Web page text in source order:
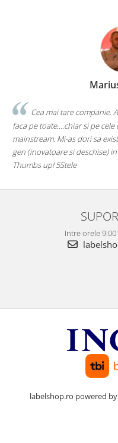
Cea mai tare companie.
faca pe toate....chiar si pe
mainstream. Mi-as dori sa
gen (inovatoare si deschise)
Thumbs up! 5Stele
Intre orele
labelshop.ro powered